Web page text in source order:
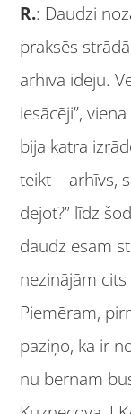
R.: Daudzi
praksēs
arhīva ideju.
iesācēji”,
bija katra
teikt – arhīvs,
dejot?” līdz
daudz esam
nezinājām
Piemēram,
paziņo, ka ir
nu bērnam